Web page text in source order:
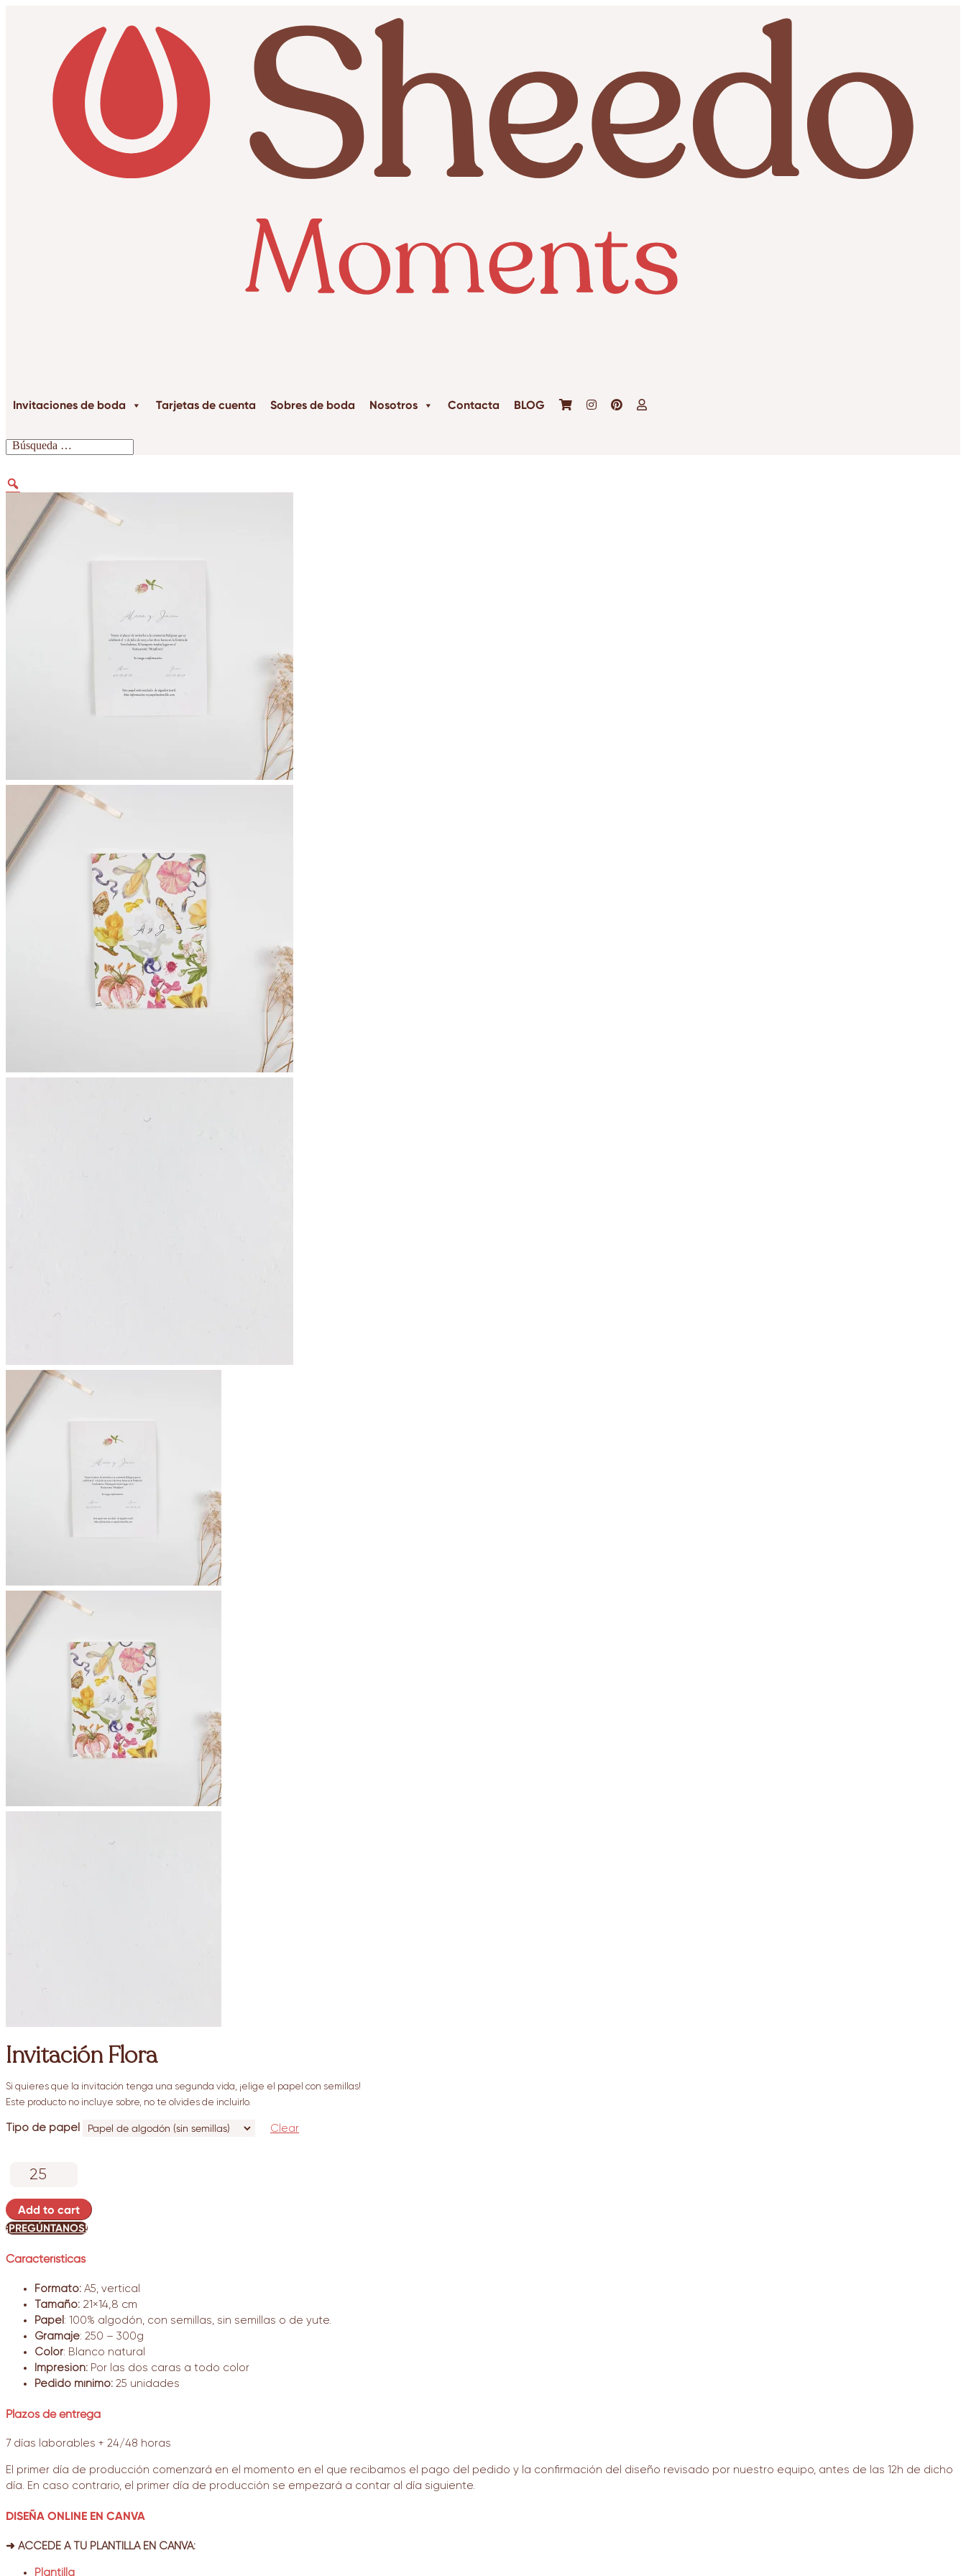
Invitaciones de boda Tarjetas de cuenta Sobres de boda Nosotros Contacta BLOG
Invitación Flora
Si quieres que la invitación tenga una segunda vida, ¡elige el papel con semillas!
Este producto no incluye sobre, no te olvides de incluirlo.
Tipo de papel Clear
Flora
Add to cart
¡PREGÚNTANOS!
Características
Formato: A5, vertical
Tamaño: 21×14,8 cm
Papel : 100% algodón, con semillas, sin semillas o de yute.
Gramaje: 250 – 300g
Color: Blanco natural
Impresión: Por las dos caras a todo color
Pedido mínimo: 25 unidades
Plazos de entrega
7 días laborables + 24/48 horas
El primer día de producción comenzará en el momento en el que recibamos el pago del pedido y la confirmación del diseño revisado por nuestro equipo, antes de las 12h de dicho
día. En caso contrario, el primer día de producción se empezará a contar al día siguiente.
DISEÑA ONLINE EN CANVA
➜ ACCEDE A TU PLANTILLA EN CANVA:
Plantilla